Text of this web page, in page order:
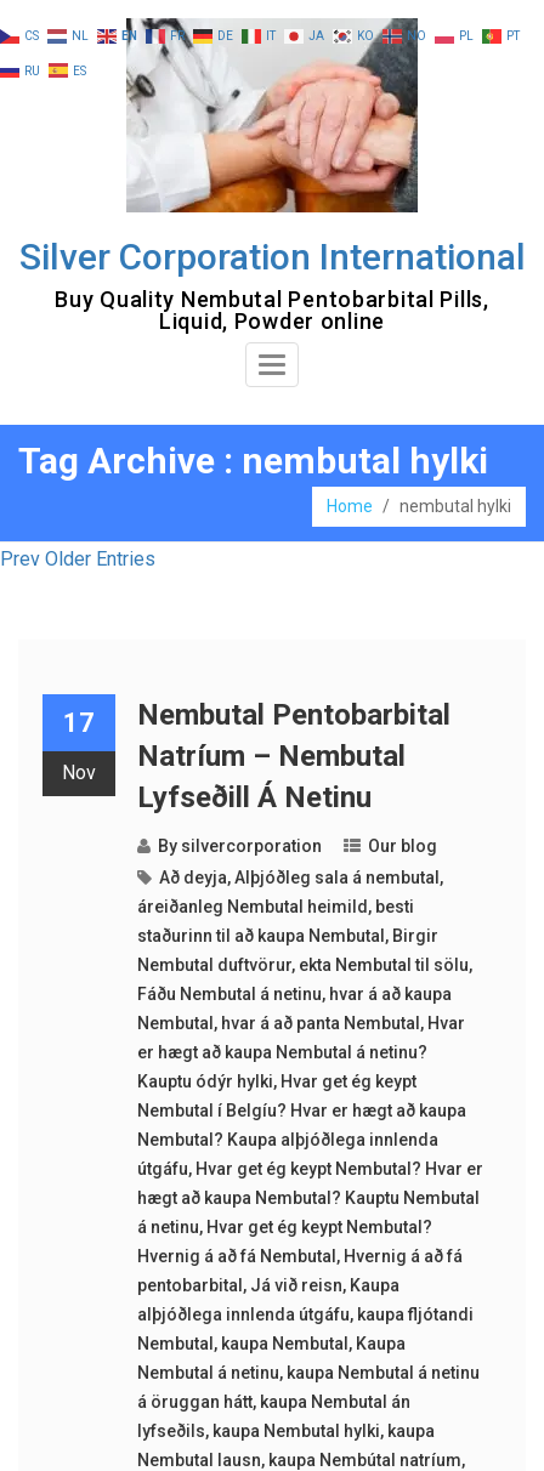
to
content
Silver Corporation International
Buy Quality Nembutal Pentobarbital Pills,
Liquid, Powder online
Toggle
Tag Archive : nembutal hylki
Home / nembutal hylki
Prev Older Entries
17
Nov
Nembutal Pentobarbital
Natríum – Nembutal
Lyfseðill Á Netinu
By silvercorporation
Our blog
Að deyja,Alþjóðleg sala á nembutal ,
áreiðanleg Nembutal heimild , besti
staðurinn til að kaupa Nembutal , Birgir
Nembutal duftvörur, ekta Nembutal til sölu,
Fáðu Nembutal á netinu, hvar á að kaupa
Nembutal , hvar á að panta Nembutal , Hvar
er hægt að kaupa Nembutal á netinu?
Kauptu ódýr hylki, Hvar get ég keypt
Nembutal í Belgíu? Hvar er hægt að kaupa
Nembutal? Kaupa alþjóðlega innlenda
útgáfu, Hvar get ég keypt Nembutal? Hvar er
hægt að kaupa Nembutal? Kauptu Nembutal
á netinu, Hvar get ég keypt Nembutal?
Hvernig á að fá Nembutal , Hvernig á að fá
pentobarbital , Já við reisn, Kaupa
alþjóðlega innlenda útgáfu, kaupa fljótandi
Nembutal , kaupa Nembutal , Kaupa
Nembutal á netinu, kaupa Nembutal á netinu
á öruggan hátt, kaupa Nembutal án
lyfseðils, kaupa Nembutal hylki, kaupa
Nembutal lausn, kaupa Nembútal natríum,
CS NL EN FR DE IT JA KO NO PL PT
RU ES